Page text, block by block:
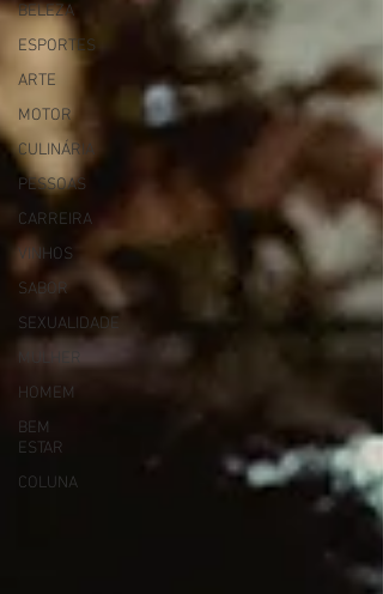
BELEZA
ESPORTES
ARTE
MOTOR
CULINÁRIA
PESSOAS
CARREIRA
VINHOS
SABOR
SEXUALIDADE
MULHER
HOMEM
BEM
ESTAR
COLUNA